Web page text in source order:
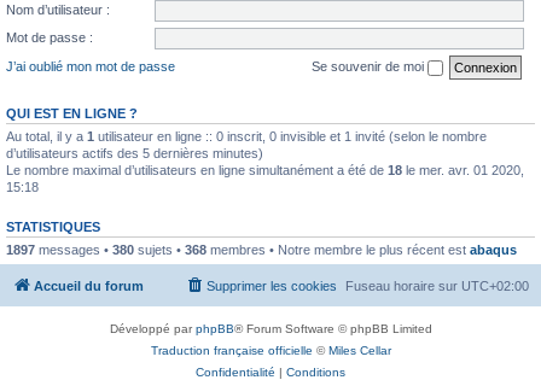
Nom d’utilisateur :
Mot de passe :
J’ai oublié mon mot de passe
Se souvenir de moi
QUI EST EN LIGNE ?
Au total, il y a 1 utilisateur en ligne :: 0 inscrit, 0 invisible et 1 invité (selon le nombre
d’utilisateurs actifs des 5 dernières minutes)
Le nombre maximal d’utilisateurs en ligne simultanément a été de 18 le mer. avr. 01 2020,
15:18
STATISTIQUES
1897 messages • 380 sujets • 368 membres • Notre membre le plus récent est abaqus
Accueil du forum Fuseau horaire sur UTC+02:00
Supprimer les cookies
Développé parphpBB® Forum Software © phpBB Limited
Traduction française officielle ©Miles Cellar
Confidentialité | Conditions